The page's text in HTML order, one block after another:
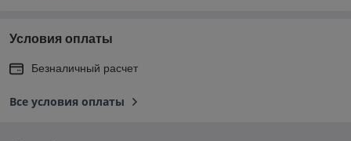
Условия оплаты
Безналичный расчет
Все условия оплаты